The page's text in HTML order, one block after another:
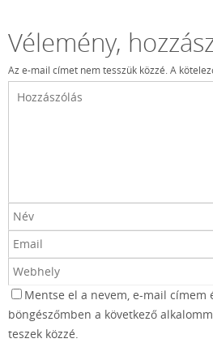
Vélemény,
Az e-mail címet nem tesszük közzé.A
Mentse el a nevem, e-mail címem
böngészőmben a következő
teszek közzé.